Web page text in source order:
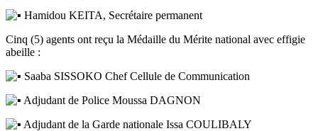
Hamidou KEITA, Secrétaire permanent
Cinq (5) agents ont reçu la Médaille du Mérite national avec effigie
abeille :
Saaba SISSOKO Chef Cellule de Communication
Adjudant de Police Moussa DAGNON
Adjudant de la Garde nationale Issa COULIBALY